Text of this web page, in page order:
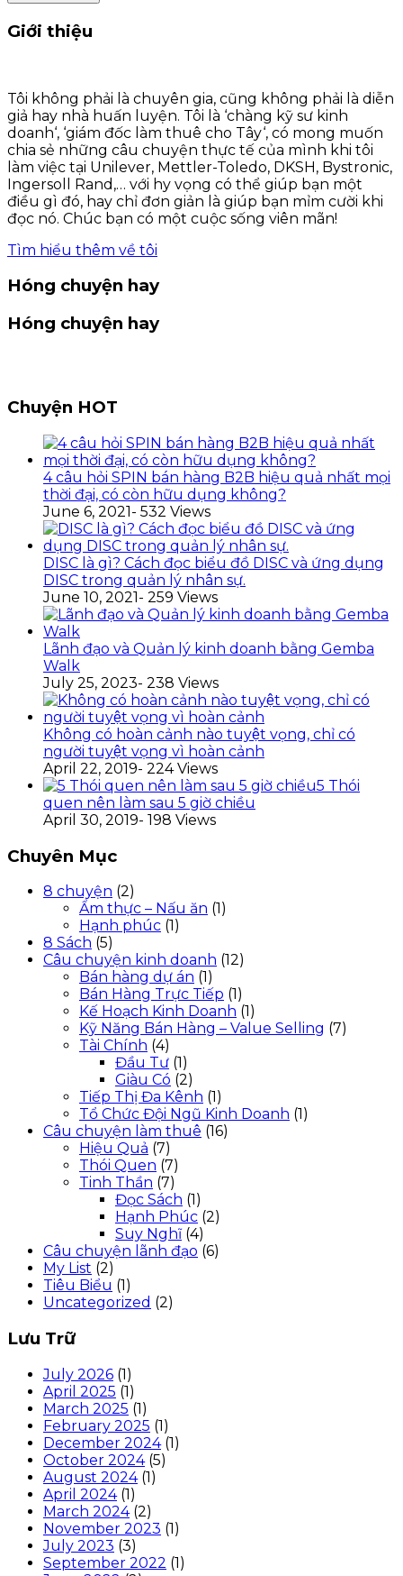
Giới thiệu
Tôi không phải là chuyên gia, cũng không phải là diễn
giả hay nhà huấn luyện. Tôi là ‘chàng kỹ sư kinh
doanh‘, ‘giám đốc làm thuê cho Tây‘, có mong muốn
chia sẻ những câu chuyện thực tế của mình khi tôi
làm việc tại Unilever, Mettler-Toledo, DKSH, Bystronic,
Ingersoll Rand,… với hy vọng có thể giúp bạn một
điều gì đó, hay chỉ đơn giản là giúp bạn mỉm cười khi
đọc nó. Chúc bạn có một cuộc sống viên mãn!
Tìm hiểu thêm về tôi
Hóng chuyện hay
Hóng chuyện hay
Chuyện HOT
4 câu hỏi SPIN bán hàng B2B hiệu quả nhất mọi
thời đại, có còn hữu dụng không?
June 6, 2021- 532 Views
DISC là gì? Cách đọc biểu đồ DISC và ứng dụng
DISC trong quản lý nhân sự.
June 10, 2021- 259 Views
Lãnh đạo và Quản lý kinh doanh bằng Gemba
Walk
July 25, 2023- 238 Views
Không có hoàn cảnh nào tuyệt vọng, chỉ có
người tuyệt vọng vì hoàn cảnh
April 22, 2019- 224 Views
5 Thói
quen nên làm sau 5 giờ chiều
April 30, 2019- 198 Views
Chuyên Mục
8 chuyện (2)
Ẩm thực – Nấu ăn (1)
Hạnh phúc (1)
8 Sách (5)
Câu chuyện kinh doanh (12)
Bán hàng dự án (1)
Bán Hàng Trực Tiếp (1)
Kế Hoạch Kinh Doanh (1)
Kỹ Năng Bán Hàng – Value Selling (7)
Tài Chính (4)
Đầu Tư (1)
Giàu Có (2)
Tiếp Thị Đa Kênh (1)
Tổ Chức Đội Ngũ Kinh Doanh (1)
Câu chuyện làm thuê (16)
Hiệu Quả (7)
Thói Quen (7)
Tinh Thần (7)
Đọc Sách (1)
Hạnh Phúc (2)
Suy Nghĩ(4)
Câu chuyện lãnh đạo (6)
My List (2)
Tiêu Biểu (1)
Uncategorized (2)
Lưu Trữ
July 2026 (1)
April 2025 (1)
March 2025 (1)
February 2025 (1)
December 2024(1)
October 2024(5)
August 2024(1)
April 2024(1)
March 2024(2)
November 2023 (1)
July 2023 (3)
September 2022 (1)